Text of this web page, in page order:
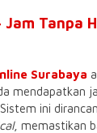
Tanpa
Surabaya
mendapatkan
ini
, memastikan